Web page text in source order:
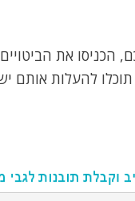
הכניסו את
להעלות אותם